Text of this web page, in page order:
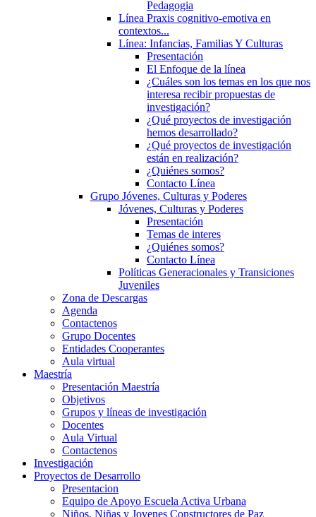
Pedagogia
Línea Praxis cognitivo-emotiva en
contextos...
Línea: Infancias, Familias Y Culturas
Presentación
El Enfoque de la línea
¿Cuáles son los temas en los que nos
interesa recibir propuestas de
investigación?
¿Qué proyectos de investigación
hemos desarrollado?
¿Qué proyectos de investigación
están en realización?
¿Quiénes somos?
Contacto Línea
Grupo Jóvenes, Culturas y Poderes
Jóvenes, Culturas y Poderes
Presentación
Temas de interes
¿Quiénes somos?
Contacto Línea
Políticas Generacionales y Transiciones
Juveniles
Zona de Descargas
Agenda
Contactenos
Grupo Docentes
Entidades Cooperantes
Aula virtual
Maestría
Presentación Maestría
Objetivos
Grupos y líneas de investigación
Docentes
Aula Virtual
Contactenos
Investigación
Proyectos de Desarrollo
Presentacion
Equipo de Apoyo Escuela Activa Urbana
Niños, Niñas y Jovenes Constructores de Paz